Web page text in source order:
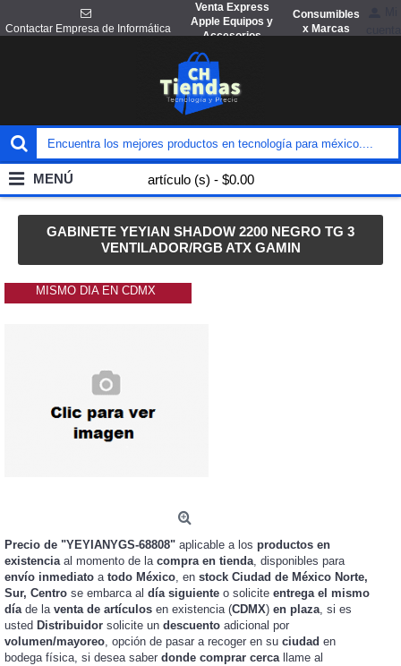
Contactar Empresa de Informática
Venta Express
Apple Equipos y
Accesorios
Consumibles
x Marcas
artículo (s) - $0.00
MENÚ
GABINETE YEYIAN SHADOW 2200 NEGRO TG 3
VENTILADOR/RGB ATX GAMIN
MISMO DIA EN CDMX
Precio de "YEYIANYGS-68808" aplicable a los productos en
existenciaal momento de la compra en tienda, disponibles para
envío inmediato a todo México, en stock Ciudad de México Norte,
Sur, Centro se embarca al día siguiente o solicite entrega el mismo
díade la venta de artículos en existencia (CDMX) en plaza, si es
usted Distribuidor solicite un descuento adicional por
volumen/mayoreo, opción de pasar a recoger en su ciudad en
bodega física, si desea saber donde comprar cercallame al